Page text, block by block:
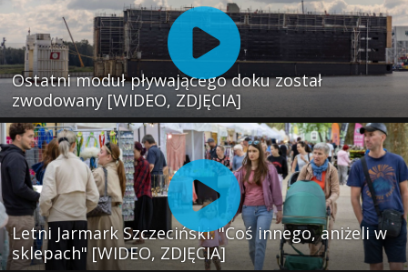
Ostatni moduł pływającego doku został
zwodowany [WIDEO, ZDJĘCIA]
Letni Jarmark Szczeciński. "Coś innego, aniżeli w
sklepach" [WIDEO, ZDJĘCIA]